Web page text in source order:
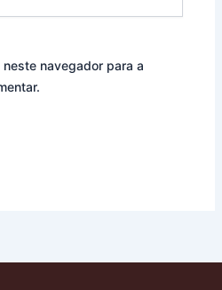
navegador para a